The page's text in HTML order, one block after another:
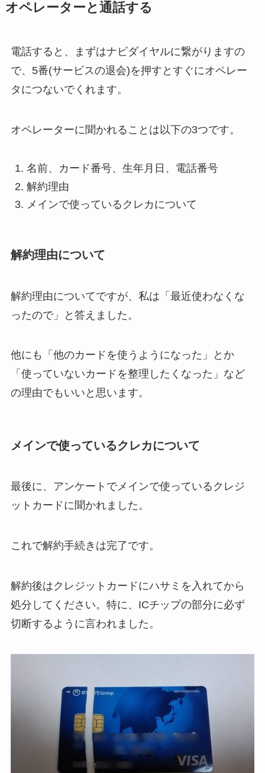
オペレーターと通話する
電話すると、まずはナビダイヤルに繋がりますの
で、5番(サービスの退会)を押すとすぐにオペレー
タにつないでくれます。
オペレーターに聞かれることは以下の3つです。
名前、カード番号、生年月日、電話番号
解約理由
メインで使っているクレカについて
解約理由について
解約理由についてですが、私は「最近使わなくな
ったので」と答えました。
他にも「他のカードを使うようになった」とか
「使っていないカードを整理したくなった」など
の理由でもいいと思います。
メインで使っているクレカについて
最後に、アンケートでメインで使っているクレジ
ットカードに聞かれました。
これで解約手続きは完了です。
解約後はクレジットカードにハサミを入れてから
処分してください。特に、ICチップの部分に必ず
切断するように言われました。